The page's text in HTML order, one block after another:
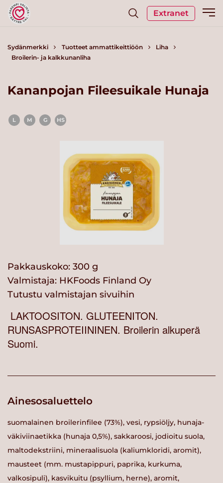
Extranet
Sydänmerkki Tuotteet ammattikeittiöön
Liha
Broilerin- ja kalkkunanliha
Kananpojan Fileesuikale Hunaja
L M G HS
Pakkauskoko: 300 g
Valmistaja: HKFoods Finland Oy
Tutustu valmistajan sivuihin
LAKTOOSITON. GLUTEENITON.
RUNSASPROTEIININEN. Broilerin alkuperä
Suomi.
Ainesosaluettelo
suomalainen broilerinfilee (73%), vesi, rypsiöljy, hunaja-
väkiviinaetikka (hunaja 0,5%), sakkaroosi, jodioitu suola,
maltodekstriini, mineraalisuola (kaliumkloridi, aromit),
mausteet (mm. mustapippuri, paprika, kurkuma,
valkosipuli), kasvikuitu (psyllium, herne), aromit,